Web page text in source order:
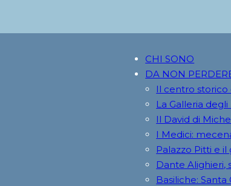
CHI SONO
DA NON
Il centro storico
La Galleria degli
Il David di
I Medici:
Palazzo Pitti e
Dante Alighieri,
Basiliche: